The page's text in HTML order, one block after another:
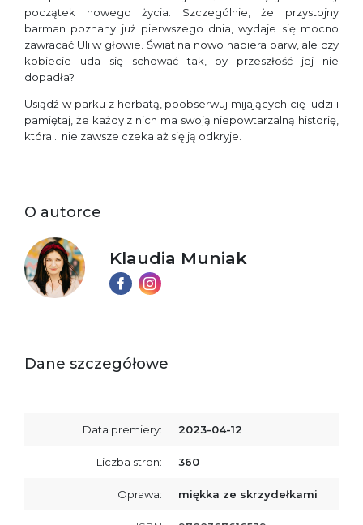
początek nowego życia. Szczególnie, że przystojny
barman poznany już pierwszego dnia, wydaje się mocno
zawracać Uli w głowie. Świat na nowo nabiera barw, ale czy
kobiecie uda się schować tak, by przeszłość jej nie
dopadła?
Usiądź w parku z herbatą, poobserwuj mijających cię ludzi i
pamiętaj, że każdy z nich ma swoją niepowtarzalną historię,
która… nie zawsze czeka aż się ją odkryje.
O autorce
Klaudia Muniak
Dane szczegółowe
Data premiery: 2023-04-12
Liczba stron: 360
Oprawa: miękka ze skrzydełkami